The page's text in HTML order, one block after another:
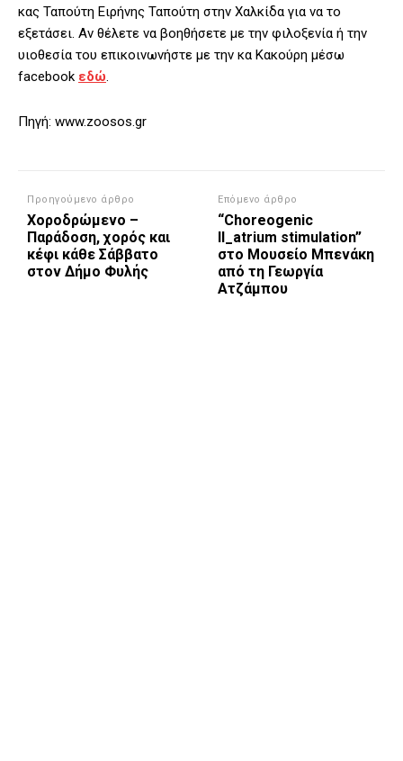
κας Ταπούτη Ειρήνης Ταπούτη στην Χαλκίδα για να το
εξετάσει. Αν θέλετε να βοηθήσετε με την φιλοξενία ή την
υιοθεσία του επικοινωνήστε με την κα Κακούρη μέσω
facebook εδώ.
Πηγή: www.zoosos.gr
Προηγούμενο άρθρο
Χοροδρώμενο –
Παράδοση, χορός και
κέφι κάθε Σάββατο
στον Δήμο Φυλής
Επόμενο άρθρο
“Choreogenic
II_atrium stimulation”
στο Μουσείο Μπενάκη
από τη Γεωργία
Ατζάμπου